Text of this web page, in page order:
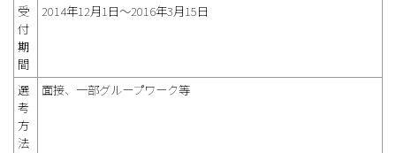
受
付
期
間
2014年12月1日～2016年3月15日
選
考
方
法
面接、一部グループワーク等